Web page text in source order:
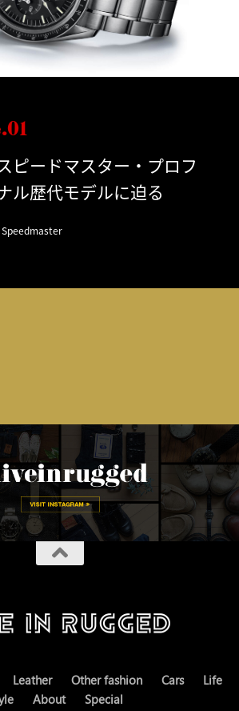
ピードマスター・プロフ
ル歴代モデルに迫る
Leather Other fashion Cars
Life
About Special